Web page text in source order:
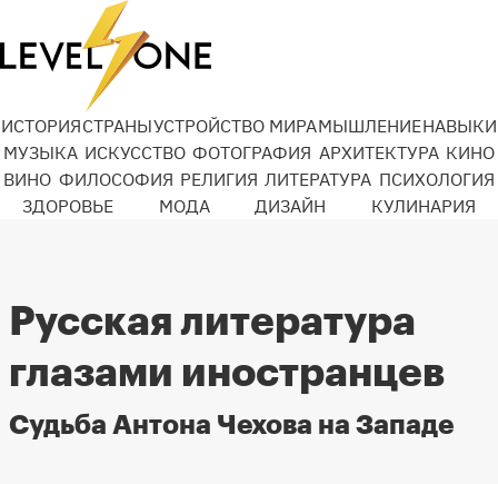
ИСТОРИЯСТРАНЫУСТРОЙСТВО МИРАМЫШЛЕНИЕНАВЫКИ
МУЗЫКА ИСКУССТВО ФОТОГРАФИЯ АРХИТЕКТУРА КИНО
ВИНО ФИЛОСОФИЯ РЕЛИГИЯ ЛИТЕРАТУРА ПСИХОЛОГИЯ
ЗДОРОВЬЕ
МОДА ДИЗАЙН КУЛИНАРИЯ
Русская литература
глазами иностранцев
Судьба Антона Чехова на Западе